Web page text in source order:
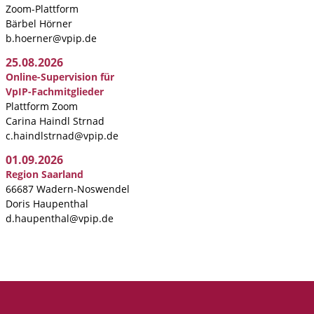
Zoom-Plattform
Bärbel Hörner
b.hoerner@vpip.de
25.08.2026
Online-Supervision für
VpIP-Fachmitglieder
Plattform Zoom
Carina Haindl Strnad
c.haindlstrnad@vpip.de
01.09.2026
Region Saarland
66687 Wadern-Noswendel
Doris Haupenthal
d.haupenthal@vpip.de